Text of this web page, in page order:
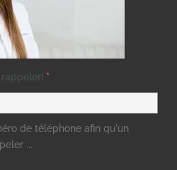
*
de téléphone afin qu'un
...